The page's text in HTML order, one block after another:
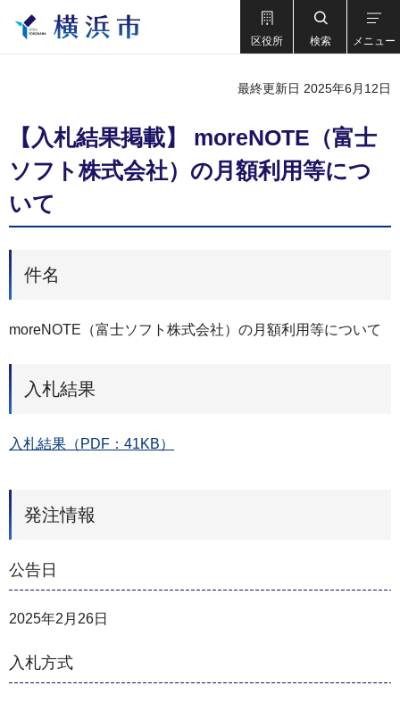
区役所 検索 メニュー
最終更新日 2025年6月12日
【入札結果掲載】 moreNOTE（富士
ソフト株式会社）の月額利用等につ
いて
件名
moreNOTE（富士ソフト株式会社）の月額利用等について
入札結果
入札結果（PDF：41KB）
発注情報
公告日
2025年2月26日
入札方式